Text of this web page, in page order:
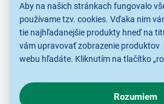
Aby na našich stránkach fungovalo
používame tzv. cookies. Vďaka nim
tie najhľadanejšie produkty hneď na
vám upravovať zobrazenie produktov
webu hľadáte. Kliknutím na tlačítko
o chovaní na webe pre zobrazovaní
V prípade že vás zaujímajú detaily, ako
Rozumiem
praktický úložný priestor
v
Mora P 2240 AW. Vďaka svojim
vám poskytne dostatok miesta
hrnca,pekáčovaj